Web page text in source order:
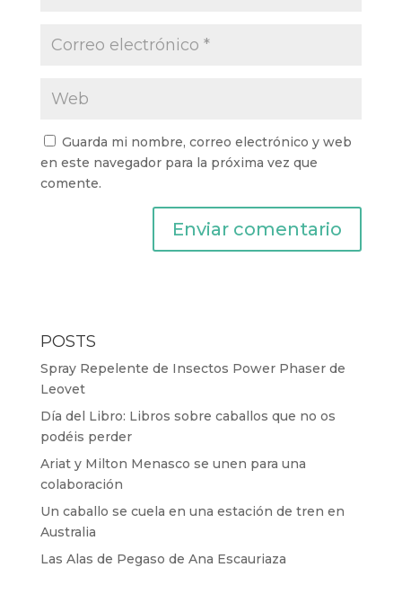
Guarda mi nombre, correo electrónico y web
en este navegador para la próxima vez que
comente.
POSTS
Spray Repelente de Insectos Power Phaser de
Leovet
Día del Libro: Libros sobre caballos que no os
podéis perder
Ariat y Milton Menasco se unen para una
colaboración
Un caballo se cuela en una estación de tren en
Australia
Las Alas de Pegaso de Ana Escauriaza